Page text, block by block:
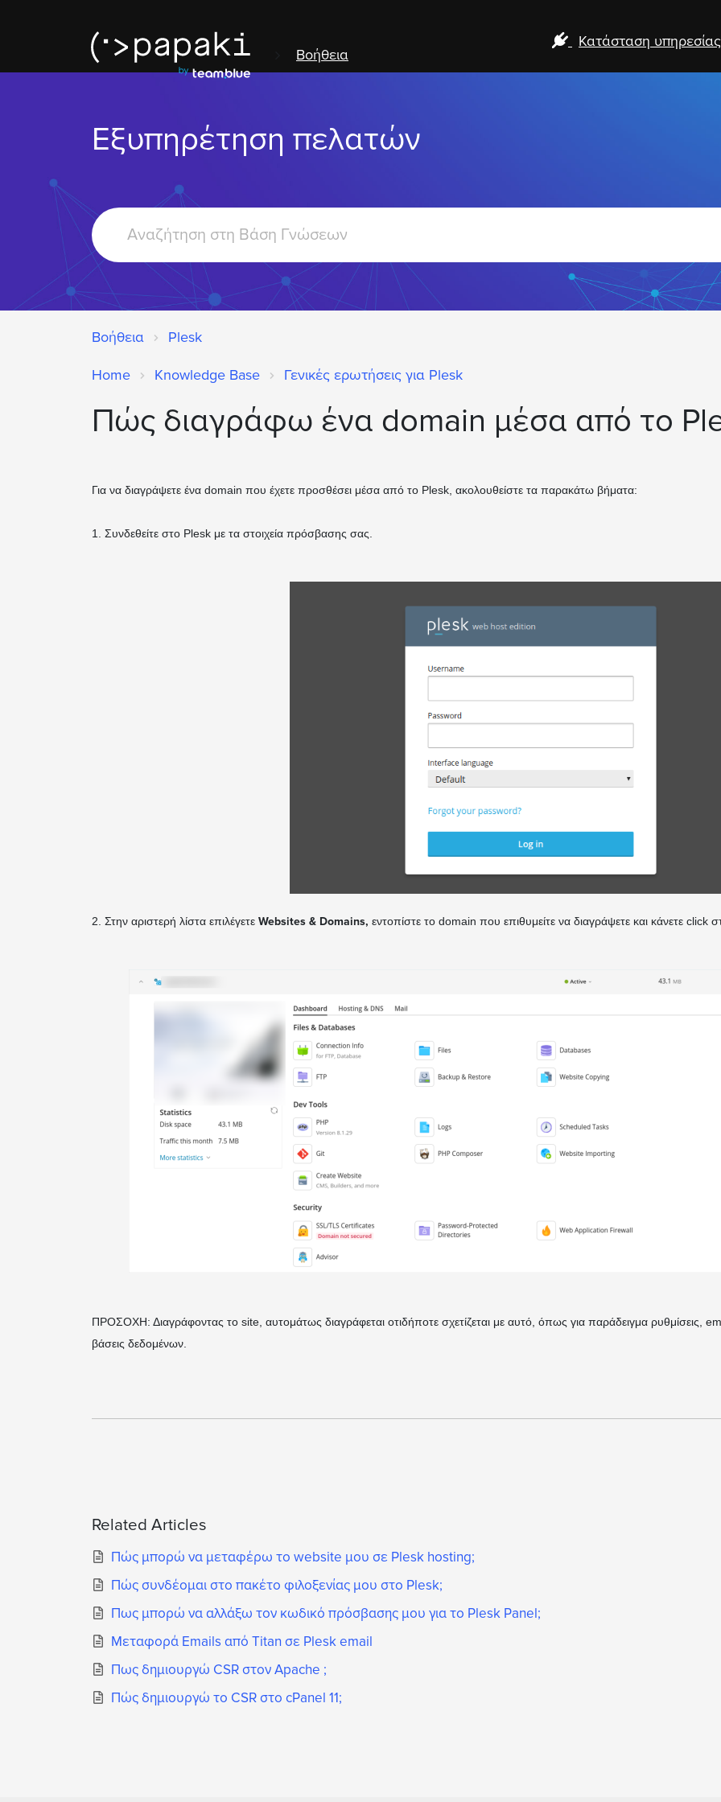
Βοήθεια
Κατάσταση υπηρεσίας
Εξυπηρέτηση πελατών
Search
For
Βοήθεια Plesk
Home Knowledge Base Γενικές ερωτήσεις για Plesk
Πώς διαγράφω ένα domain μέσα από το
Για να διαγράψετε ένα domain που έχετε προσθέσει μέσα από το Plesk, ακολουθείστε τα παρακάτω βήματα:
1. Συνδεθείτε στο Plesk με τα στοιχεία πρόσβασης σας.
2. Στην αριστερή λίστα επιλέγετε Websites & Domains, εντοπίστε το domain που επιθυμείτε να διαγράψετε και κάνετε click
ΠΡΟΣΟΧΗ: Διαγράφοντας το site, αυτομάτως διαγράφεται οτιδήποτε σχετίζεται με αυτό, όπως για παράδειγμα ρυθμίσεις,
βάσεις δεδομένων.
Related Articles
Πώς μπορώ να μεταφέρω το website μου σε Plesk hosting;
Πώς συνδέομαι στο πακέτο φιλοξενίας μου στο Plesk;
Πως μπορώ να αλλάξω τον κωδικό πρόσβασης μου για το Plesk Panel;
Μεταφορά Emails από Titan σε Plesk email
Πως δημιουργώ CSR στον Apache ;
Πώς δημιουργώ το CSR στο cPanel 11;